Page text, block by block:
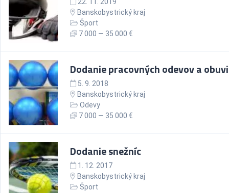
Banskobystrický kraj
Šport
7 000 — 35 000 €
Dodanie pracovných odevov a obuvi
5. 9. 2018
Banskobystrický kraj
Odevy
7 000 — 35 000 €
Dodanie snežníc
1. 12. 2017
Banskobystrický kraj
Šport